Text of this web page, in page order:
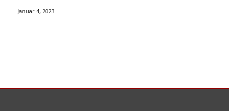
Januar 4, 2023